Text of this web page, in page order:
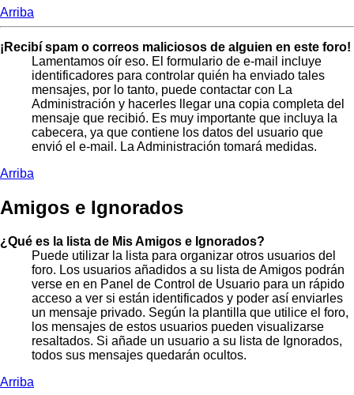
Arriba
¡Recibí spam o correos maliciosos de alguien en este foro!
Lamentamos oír eso. El formulario de e-mail incluye
identificadores para controlar quién ha enviado tales
mensajes, por lo tanto, puede contactar con La
Administración y hacerles llegar una copia completa del
mensaje que recibió. Es muy importante que incluya la
cabecera, ya que contiene los datos del usuario que
envió el e-mail. La Administración tomará medidas.
Arriba
Amigos e Ignorados
¿Qué es la lista de Mis Amigos e Ignorados?
Puede utilizar la lista para organizar otros usuarios del
foro. Los usuarios añadidos a su lista de Amigos podrán
verse en en Panel de Control de Usuario para un rápido
acceso a ver si están identificados y poder así enviarles
un mensaje privado. Según la plantilla que utilice el foro,
los mensajes de estos usuarios pueden visualizarse
resaltados. Si añade un usuario a su lista de Ignorados,
todos sus mensajes quedarán ocultos.
Arriba